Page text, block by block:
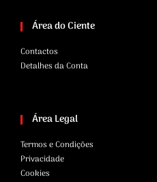
Área do Ciente
Contactos
Detalhes da Conta
Área Legal
Termos e Condições
Privacidade
Cookies